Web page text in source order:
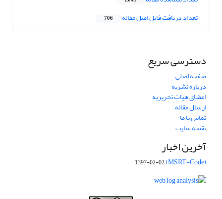
تعداد دریافت فایل اصل مقاله 706
دسترسی سریع
صفحه اصلی
درباره نشریه
اعضای هیات تحریریه
ارسال مقاله
تماس با ما
نقشه سایت
آخرین اخبار
(MSRT-Code)
1397-02-02